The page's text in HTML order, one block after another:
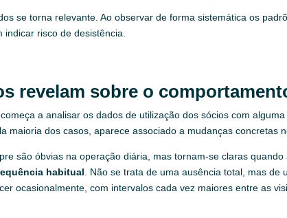
se torna relevante. Ao observar de forma sistemática os
risco de desistência.
revelam sobre o
a analisar os dados de utilização dos sócios com
maioria dos casos, aparece associado a mudanças concretas
são óbvias na operação diária, mas tornam-se claras
habitual . Não se trata de uma ausência total, mas
ocasionalmente, com intervalos cada vez maiores entre as